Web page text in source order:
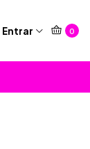
Entrar 0